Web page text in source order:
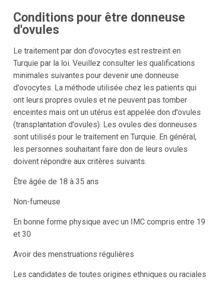
Conditions pour être donneuse
d'ovules
Le traitement par don d'ovocytes est restreint en
Turquie par la loi. Veuillez consulter les qualifications
minimales suivantes pour devenir une donneuse
d'ovocytes. La méthode utilisée chez les patients qui
ont leurs propres ovules et ne peuvent pas tomber
enceintes mais ont un utérus est appelée don d'ovules
(transplantation d'ovules). Les ovules des donneuses
sont utilisés pour le traitement en Turquie. En général,
les personnes souhaitant faire don de leurs ovules
doivent répondre aux critères suivants.
Être âgée de 18 à 35 ans
Non-fumeuse
En bonne forme physique avec un IMC compris entre 19
et 30
Avoir des menstruations régulières
Les candidates de toutes origines ethniques ou raciales